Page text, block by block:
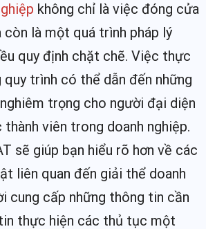
không chỉ là việc đóng cửa
là một quá trình pháp lý
quy định chặt chẽ. Việc thực
quy trình có thể dẫn đến những
trọng cho người đại diện
viên trong doanh nghiệp.
sẽ giúp bạn hiểu rõ hơn về các
liên quan đến giải thể doanh
cung cấp những thông tin cần
thực hiện các thủ tục một